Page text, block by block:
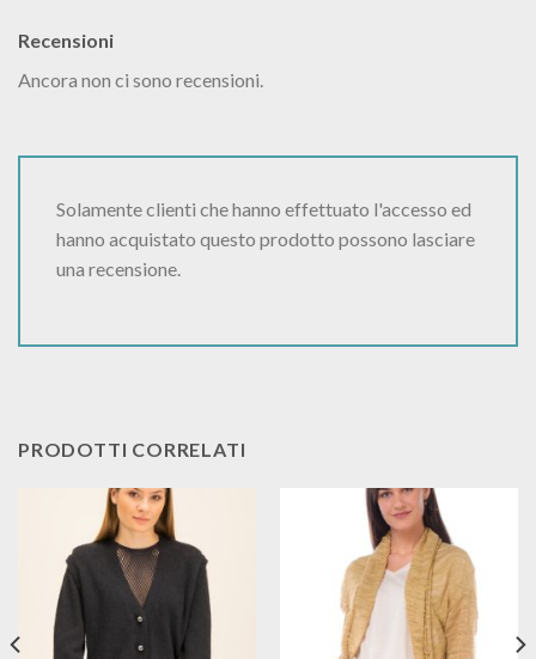
Recensioni
Ancora non ci sono recensioni.
Solamente clienti che hanno effettuato l'accesso ed
hanno acquistato questo prodotto possono lasciare
una recensione.
PRODOTTI CORRELATI